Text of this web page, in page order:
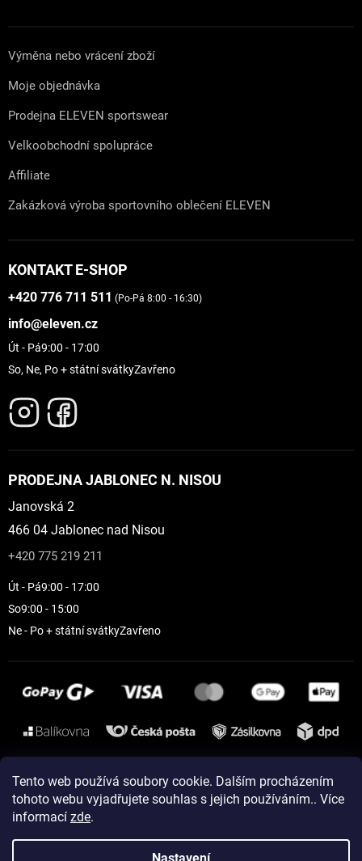
Tento web používá soubory cookie. Dalším procházením
tohoto webu vyjadřujete souhlas s jejich používáním.. Více
informací zde.
Výměna nebo vrácení zboží
Moje objednávka
Prodejna ELEVEN sportswear
Velkoobchodní spolupráce
Affiliate
Zakázková výroba sportovního oblečení ELEVEN
KONTAKT E-SHOP
+420 776 711 511 (Po-Pá 8:00 - 16:30)
info@eleven.cz
Út - Pá9:00 - 17:00
So, Ne, Po + státní svátkyZavřeno
PRODEJNA JABLONEC N. NISOU
Janovská 2
466 04 Jablonec nad Nisou
+420 775 219 211
Út - Pá9:00 - 17:00
So9:00 - 15:00
Ne - Po + státní svátkyZavřeno
Instagram
Vytvořil Shoptet